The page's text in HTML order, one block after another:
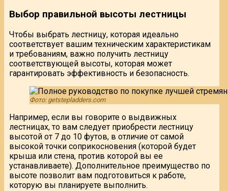
Выбор правильной высоты лестницы
Чтобы выбрать лестницу, которая идеально
соответствует вашим техническим характеристикам
и требованиям, важно получить лестницу
соответствующей высоты, которая может
гарантировать эффективность и безопасность.
Фото: getstepladders.com
Например, если вы говорите о выдвижных
лестницах, то вам следует приобрести лестницу
высотой от 7 до 10 футов, в отличие от самой
высокой точки соприкосновения (которой будет
крыша или стена, против которой вы ее
устанавливаете). Дополнительное преимущество по
высоте позволит вам подготовиться к работе,
которую вы планируете выполнить.